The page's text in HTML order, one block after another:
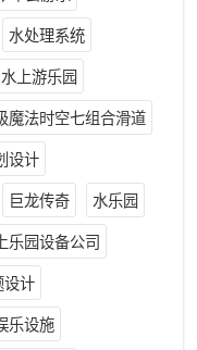
水处理系统
水上游乐园
魔法时空七组合滑道
设计
巨龙传奇 水乐园
乐园设备公司
设计
乐设施